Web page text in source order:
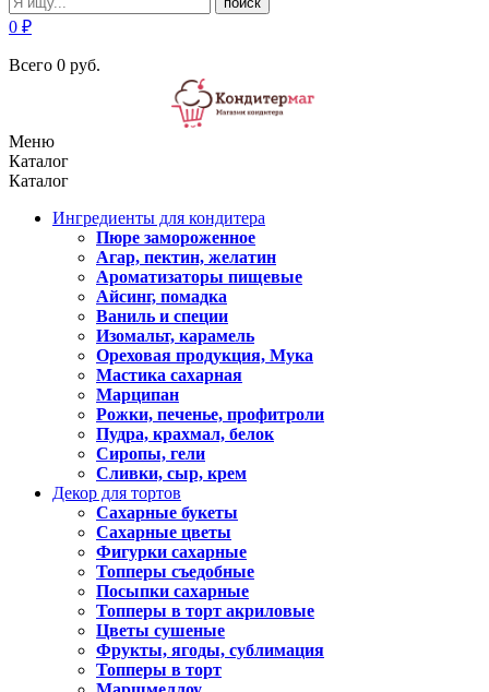
0 ₽
Всего 0 руб.
Меню
Каталог
Каталог
Ингредиенты для кондитера
Пюре замороженное
Агар, пектин, желатин
Ароматизаторы пищевые
Айсинг, помадка
Ваниль и специи
Изомальт, карамель
Ореховая продукция, Мука
Мастика сахарная
Марципан
Рожки, печенье, профитроли
Пудра, крахмал, белок
Сиропы, гели
Сливки, сыр, крем
Декор для тортов
Сахарные букеты
Сахарные цветы
Фигурки сахарные
Топперы съедобные
Посыпки сахарные
Топперы в торт акриловые
Цветы сушеные
Фрукты, ягоды, сублимация
Топперы в торт